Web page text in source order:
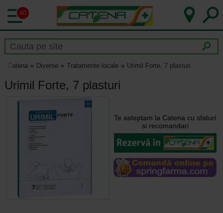
40
Catena Diverse Tratamente locale Urimil Forte, 7 plasturi
Urimil Forte, 7 plasturi
Te asteptam la Catena cu sfaturi
si recomandari